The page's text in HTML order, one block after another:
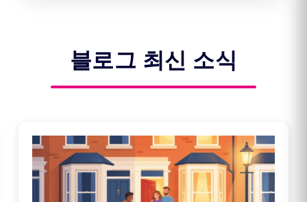
블로그 최신 소식